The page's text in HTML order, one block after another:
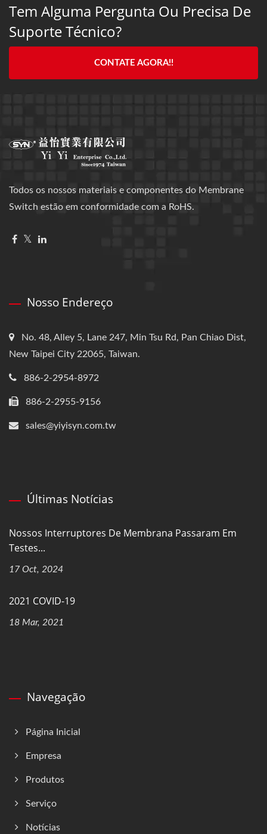
Tem Alguma Pergunta Ou Precisa De
Suporte Técnico?
CONTATE AGORA!!
Todos os nossos materiais e componentes do Membrane
Switch estão em conformidade com a RoHS.
Nosso Endereço
No. 48, Alley 5, Lane 247, Min Tsu Rd, Pan Chiao Dist,
New Taipei City 22065, Taiwan.
886-2-2954-8972
886-2-2955-9156
sales@yiyisyn.com.tw
Últimas Notícias
Nossos Interruptores De Membrana Passaram Em
Testes...
17 Oct, 2024
2021 COVID-19
18 Mar, 2021
Navegação
Página Inicial
Empresa
Produtos
Serviço
Notícias